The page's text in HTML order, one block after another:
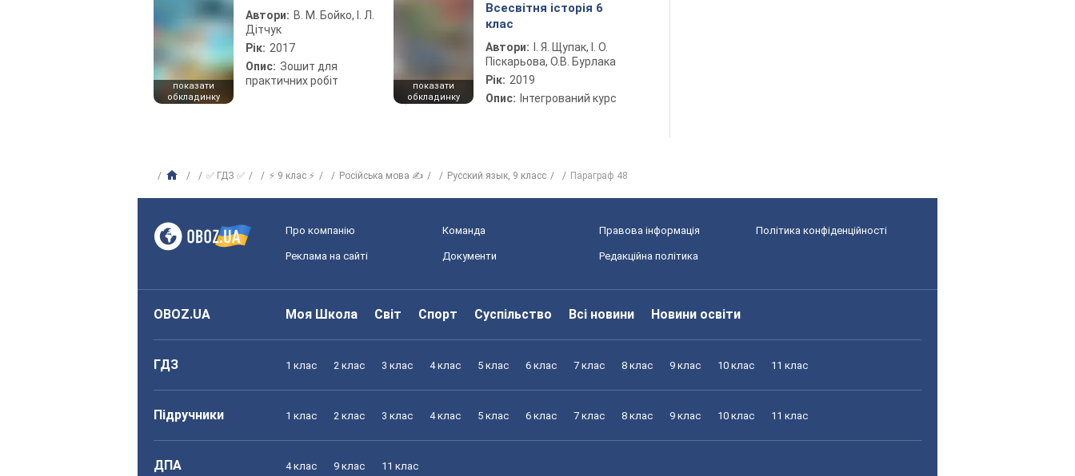
показати
обкладинку
Автори: В. М. Бойко, І. Л.
Дітчук
Рік: 2017
Опис: Зошит для
практичних робіт
показати
обкладинку
Всесвітня історія 6
клас
Автори:
І. Я. Щупак, І. О.
Піскарьова, О.В. Бурлака
Рік: 2019
Опис: Інтегрований курс
✅ ГДЗ ✅ ⚡ 9 клас ⚡ Російська мова ✍ Русский язык, 9 класс Параграф 48
Про компанію Команда Правова інформація Політика конфіденційності
Реклама на сайті Документи Редакційна політика
OBOZ.UA Моя Школа Світ Спорт Суспільство Всі новини Новини освіти
ГДЗ 1 клас 2 клас 3 клас 4 клас 5 клас 6 клас 7 клас 8 клас 9 клас 10 клас 11 клас
Підручники 1 клас 2 клас 3 клас 4 клас 5 клас 6 клас 7 клас 8 клас 9 клас 10 клас 11 клас
ДПА 4 клас 9 клас 11 клас